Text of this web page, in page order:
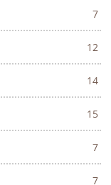
7
12
14
15
7
7